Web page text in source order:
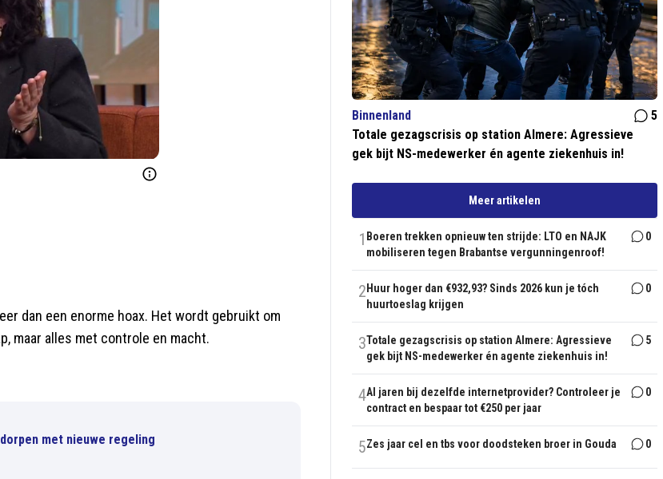
dan een enorme hoax. Het wordt gebruikt om
maar alles met controle en macht.
met nieuwe regeling
Binnenland
5
Totale gezagscrisis op station Almere: Agressieve
gek bijt NS-medewerker én agente ziekenhuis in!
Meer artikelen
1 Boeren trekken opnieuw ten strijde: LTO en NAJK
mobiliseren tegen Brabantse vergunningenroof!
0
2 Huur hoger dan €932,93? Sinds 2026 kun je tóch
huurtoeslag krijgen
0
3Totale gezagscrisis op station Almere: Agressieve
gek bijt NS-medewerker én agente ziekenhuis in!
5
4Al jaren bij dezelfde internetprovider? Controleer je
contract en bespaar tot €250 per jaar
0
5Zes jaar cel en tbs voor doodsteken broer in Gouda 0